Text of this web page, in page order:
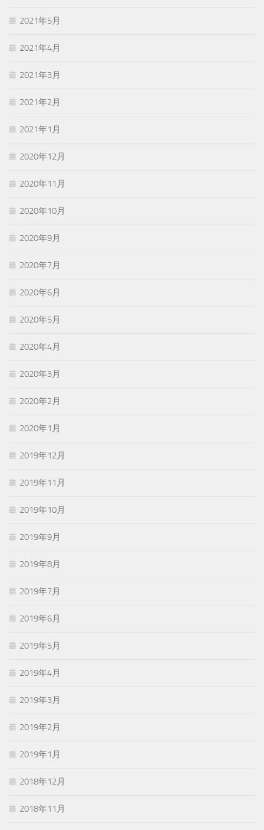
2021年5月
2021年4月
2021年3月
2021年2月
2021年1月
2020年12月
2020年11月
2020年10月
2020年9月
2020年7月
2020年6月
2020年5月
2020年4月
2020年3月
2020年2月
2020年1月
2019年12月
2019年11月
2019年10月
2019年9月
2019年8月
2019年7月
2019年6月
2019年5月
2019年4月
2019年3月
2019年2月
2019年1月
2018年12月
2018年11月